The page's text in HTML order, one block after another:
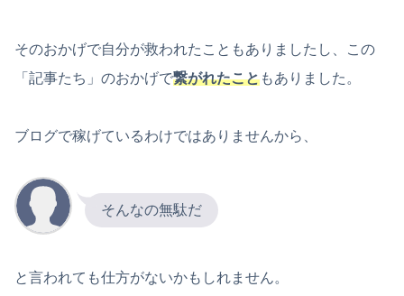
そのおかげで自分が救われたこともありましたし、この
「記事たち」のおかげで繋がれたこともありました。
ブログで稼げているわけではありませんから、
そんなの無駄だ
と言われても仕方がないかもしれません。